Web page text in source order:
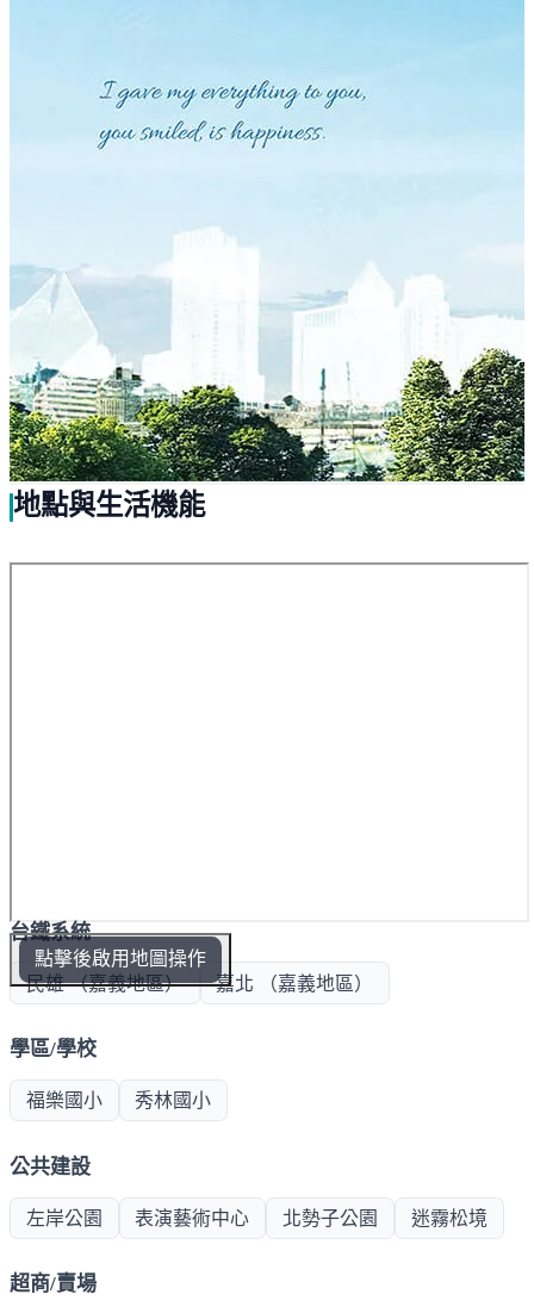
地點與生活機能
點擊後啟用地圖操作
台鐵系統
民雄 （嘉義地區） 嘉北 （嘉義地區）
學區/學校
福樂國小 秀林國小
公共建設
左岸公園 表演藝術中心 北勢子公園 迷霧松境
超商/賣場